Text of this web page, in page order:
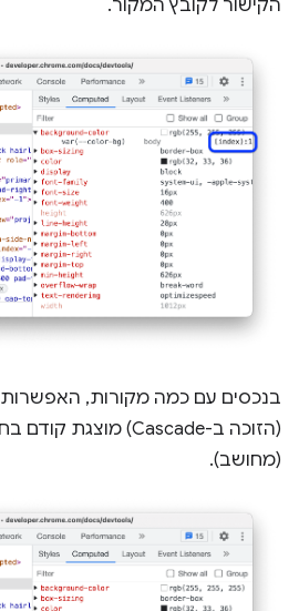
הקישור לקובץ המקור.
בנכסים עם כמה מקורות, האפשרות
(הזוכה ב-Cascade) מוצגת קודם בחלונית
(מחושב).